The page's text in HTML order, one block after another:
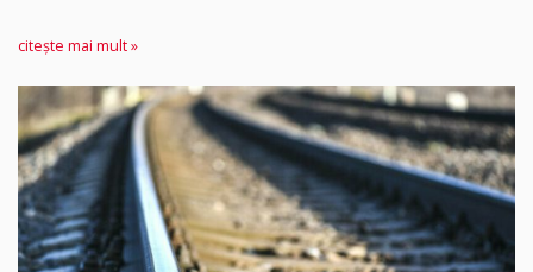
citește mai mult »